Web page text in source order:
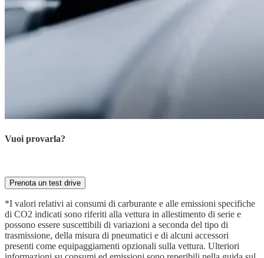
Vuoi provarla?
Prenota un test drive
*I valori relativi ai consumi di carburante e alle emissioni specifiche
di CO2 indicati sono riferiti alla vettura in allestimento di serie e
possono essere suscettibili di variazioni a seconda del tipo di
trasmissione, della misura di pneumatici e di alcuni accessori
presenti come equipaggiamenti opzionali sulla vettura. Ulteriori